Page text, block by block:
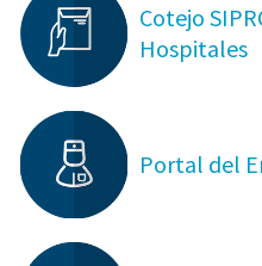
Cotejo
Hospitales
Portal del